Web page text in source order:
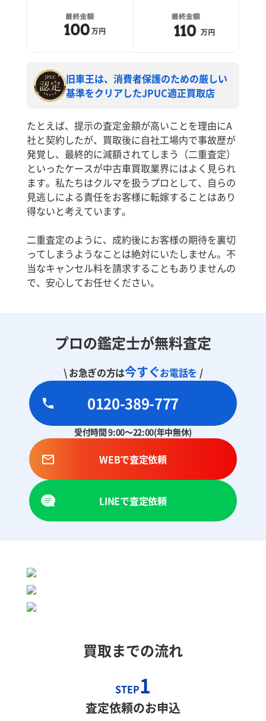
旧車王は、消費者保護のための厳しい
基準をクリアしたJPUC適正買取店
たとえば、提示の査定金額が高いことを理由にA
社と契約したが、買取後に自社工場内で事故歴が
発覚し、最終的に減額されてしまう（二重査定）
といったケースが中古車買取業界にはよく見られ
ます。私たちはクルマを扱うプロとして、自らの
見逃しによる責任をお客様に転嫁することはあり
得ないと考えています。
二重査定のように、成約後にお客様の期待を裏切
ってしまうようなことは絶対にいたしません。不
当なキャンセル料を請求することもありませんの
で、安心してお任せください。
プロの鑑定士が無料査定
\ お急ぎの方は今すぐお電話を /
0120-389-777
受付時間 9:00～22:00(年中無休)
WEBで査定依頼
LINEで査定依頼
買取までの流れ
STEP1
査定依頼のお申込